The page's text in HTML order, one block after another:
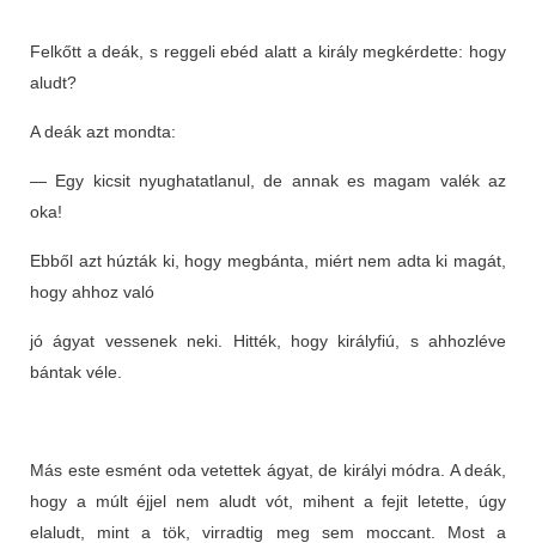
Felkőtt a deák, s reggeli ebéd alatt a király megkérdette: hogy
aludt?
A deák azt mondta:
— Egy kicsit nyughatatlanul, de annak es magam valék az
oka!
Ebből azt húzták ki, hogy megbánta, miért nem adta ki magát,
hogy ahhoz való
jó ágyat vessenek neki. Hitték, hogy királyfiú, s ahhozléve
bántak véle.
Más este esmént oda vetettek ágyat, de királyi módra. A deák,
hogy a múlt éjjel nem aludt vót, mihent a fejit letette, úgy
elaludt, mint a tök, virradtig meg sem moccant. Most a